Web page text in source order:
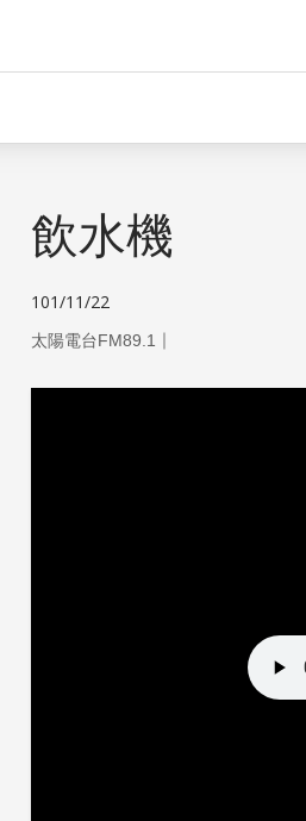
飲水機
101/11/22
太陽電台FM89.1 ｜